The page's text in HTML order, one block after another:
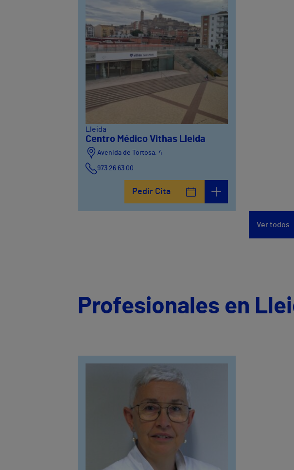
Lleida
Centro Médico Vithas Lleida
Avenida de Tortosa, 4
973 26 63 00
Pedir Cita
Ver todos
Profesionales en